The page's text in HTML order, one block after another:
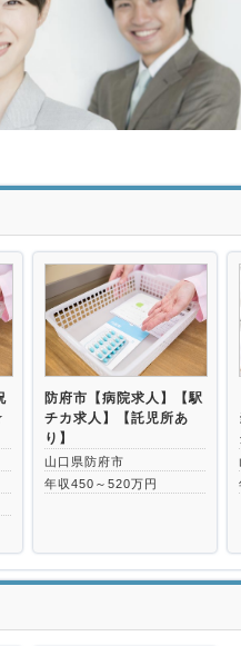
防府市【病院求人】【駅
チカ求人】【託児所あ
り】
山口県防府市
年収450～520万円